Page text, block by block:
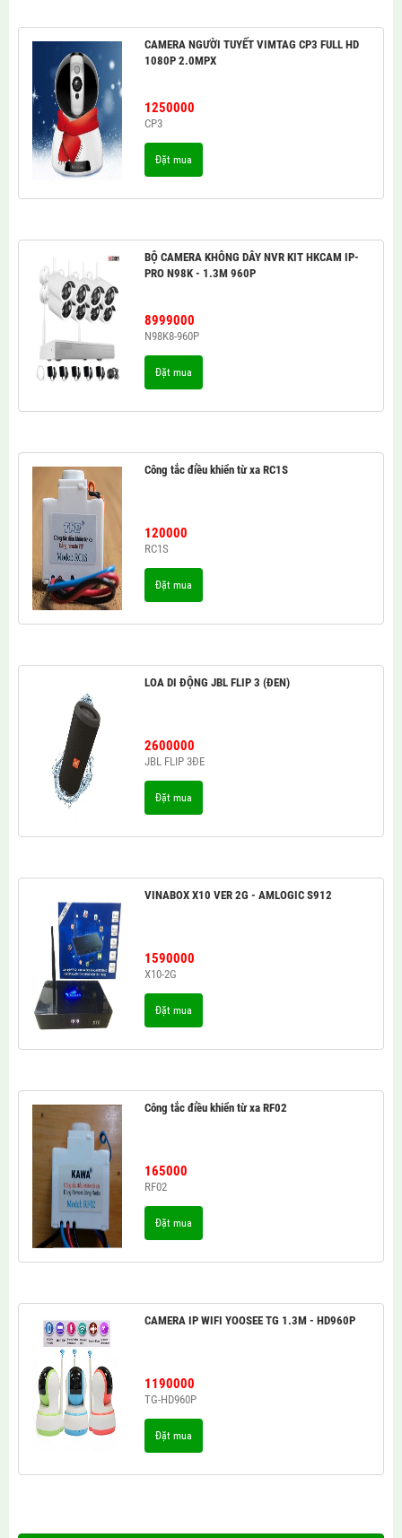
CAMERA NGƯỜI TUYẾT VIMTAG CP3 FULL HD
1080P 2.0MPX
1250000
CP3
Đặt mua
BỘ CAMERA KHÔNG DÂY NVR KIT HKCAM IP-
PRO N98K - 1.3M 960P
8999000
N98K8-960P
Đặt mua
Công tắc điều khiển từ xa RC1S
120000
RC1S
Đặt mua
LOA DI ĐỘNG JBL FLIP 3 (ĐEN)
2600000
JBL FLIP 3ĐE
Đặt mua
VINABOX X10 VER 2G - AMLOGIC S912
1590000
X10-2G
Đặt mua
Công tắc điều khiển từ xa RF02
165000
RF02
Đặt mua
CAMERA IP WIFI YOOSEE TG 1.3M - HD960P
1190000
TG-HD960P
Đặt mua